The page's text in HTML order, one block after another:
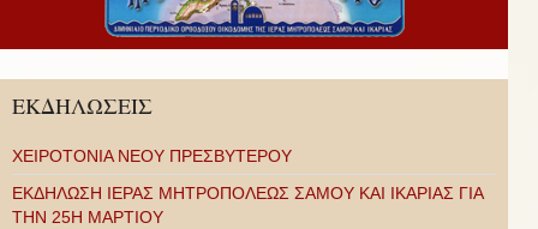
ΕΚΔΗΛΩΣΕΙΣ
ΧΕΙΡΟΤΟΝΙΑ ΝΕΟΥ ΠΡΕΣΒΥΤΕΡΟΥ
ΕΚΔΗΛΩΣΗ ΙΕΡΑΣ ΜΗΤΡΟΠΟΛΕΩΣ ΣΑΜΟΥ ΚΑΙ ΙΚΑΡΙΑΣ ΓΙΑ
ΤΗΝ 25Η ΜΑΡΤΙΟΥ